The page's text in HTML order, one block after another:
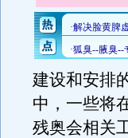
建设和安排
中，一些将
残奥会相关